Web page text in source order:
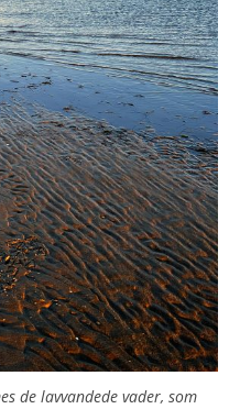
de lavvandede vader, som